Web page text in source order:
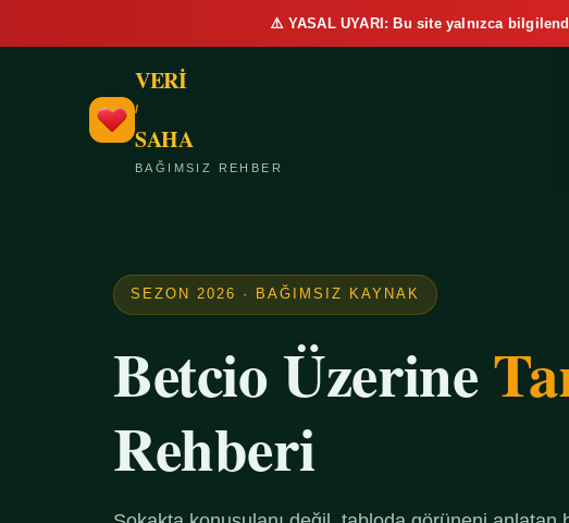
⚠️ YASAL UYARI: Bu site yalnızca
VERİ
/
SAHA
BAĞIMSIZ REHBER
SEZON 2026 · BAĞIMSIZ KAYNAK
Betcio Üzerine
Rehberi